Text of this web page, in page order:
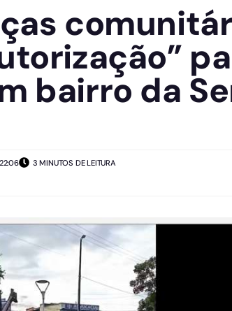
bairro da
3 MINUTOS DE LEITURA